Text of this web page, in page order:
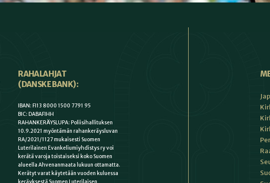
RAHALAHJAT
(DANSKE BANK):
IBAN: FI13 8000 1500 7791 95
BIC: DABAFIHH
RAHANKERÄYSLUPA: Poliisihallituksen
10.9.2021 myöntämän rahankeräysluvan
RA/2021/1127 mukaisesti Suomen
Luterilainen Evankeliumiyhdistys ry voi
kerätä varoja toistaiseksi koko Suomen
alueella Ahvenanmaata lukuun ottamatta.
Kerätyt varat käytetään vuoden kuluessa